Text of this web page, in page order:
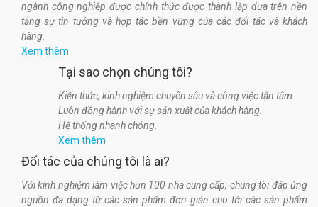
ngành công nghiệp được chính thức được thành lập dựa trên nền
tảng sự tin tưởng và hợp tác bền vững của các đối tác và khách
hàng.
Xem thêm
Tại sao chọn chúng tôi?
Kiến thức, kinh nghiệm chuyên sâu và công việc tận tâm.
Luôn đồng hành với sự sản xuất của khách hàng.
Hệ thống nhanh chóng.
Xem thêm
Đối tác của chúng tôi là ai?
Với kinh nghiệm làm việc hơn 100 nhà cung cấp, chúng tôi đáp ứng
nguồn đa dạng từ các sản phẩm đơn giản cho tới các sản phẩm